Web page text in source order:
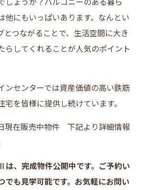
他にもいっぱいあります。なんとい
とつながることで、生活空間に大き
らしてくれることが人気のポイント
ンセンターでは資産価値の高い鉄筋
宅を皆様に提供し続けています。
現在販売中物件 下記より詳細情報
、完成物件公開中です。ご予約い
でも見学可能です。お気軽にお問い